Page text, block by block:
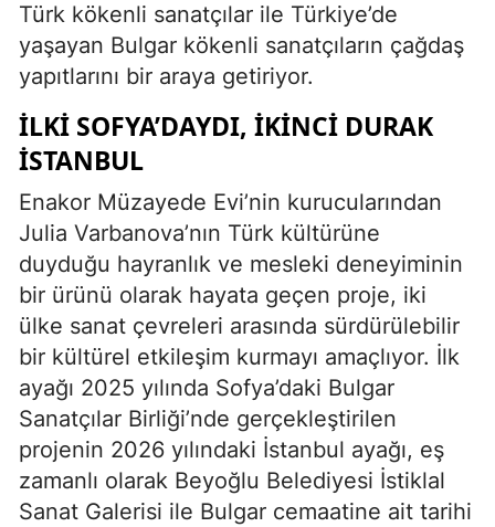
Türk kökenli sanatçılar ile Türkiye’de
yaşayan Bulgar kökenli sanatçıların çağdaş
yapıtlarını bir araya getiriyor.
İLKİ SOFYA’DAYDI, İKİNCİ DURAK
İSTANBUL
Enakor Müzayede Evi’nin kurucularından
Julia Varbanova’nın Türk kültürüne
duyduğu hayranlık ve mesleki deneyiminin
bir ürünü olarak hayata geçen proje, iki
ülke sanat çevreleri arasında sürdürülebilir
bir kültürel etkileşim kurmayı amaçlıyor. İlk
ayağı 2025 yılında Sofya’daki Bulgar
Sanatçılar Birliği’nde gerçekleştirilen
projenin 2026 yılındaki İstanbul ayağı, eş
zamanlı olarak Beyoğlu Belediyesi İstiklal
Sanat Galerisi ile Bulgar cemaatine ait tarihi